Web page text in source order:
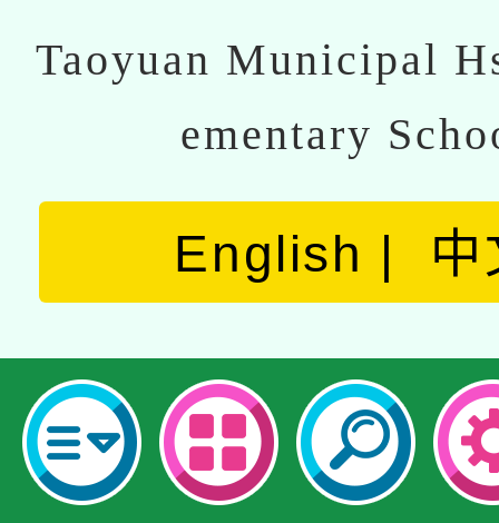
Taoyuan Municipal
ementary
English 中